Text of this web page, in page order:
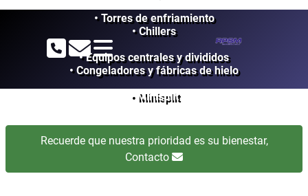
• Torres de enfriamiento
• Chillers
• Equipos centrales y divididos
• Congeladores y fábricas de hielo
• Minisplit
Recuerde que nuestra prioridad es su bienestar,
Contacto